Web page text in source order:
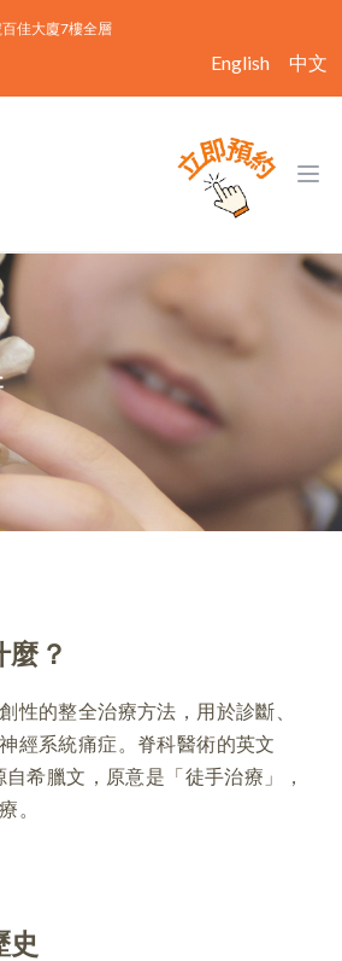
佳大廈7樓全層
English 中文
？
性的整全治療方法，用於診斷、
經系統痛症。脊科醫術的英文
自希臘文，原意是「徒手治療」，
。
史